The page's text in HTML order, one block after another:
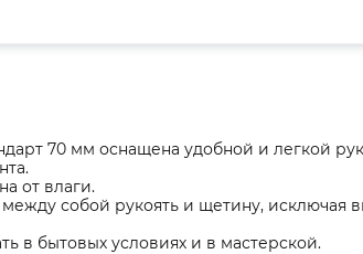
70 мм оснащена удобной и легкой
от влаги.
собой рукоять и щетину, исключая
в бытовых условиях и в мастерской.